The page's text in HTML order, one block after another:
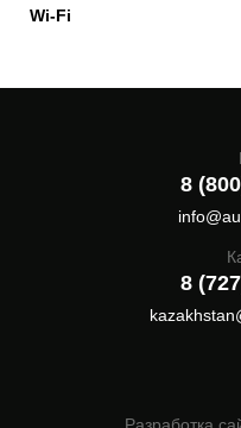
Wi-Fi
8
8